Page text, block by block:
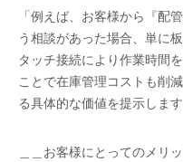
「例えば、お客様から『配
う相談があった場合、単に
タッチ接続により作業時間
ことで在庫管理コストも削
る具体的な価値を提示します
＿＿お客様にとってのメリ